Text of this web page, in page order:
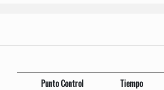
Punto Control Tiempo